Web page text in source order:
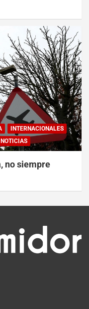
INTERNACIONALES
no siempre